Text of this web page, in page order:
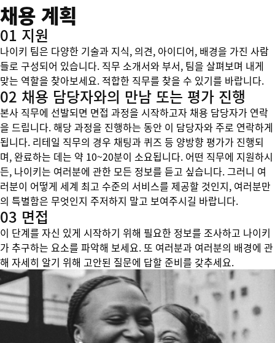
채용 계획
01 지원
나이키 팀은 다양한 기술과 지식, 의견, 아이디어, 배경을 가진 사람
들로 구성되어 있습니다. 직무 소개서와 부서, 팀을 살펴보며 내게
맞는 역할을 찾아보세요. 적합한 직무를 찾을 수 있기를 바랍니다.
02 채용 담당자와의 만남 또는 평가 진행
본사 직무에 선발되면 면접 과정을 시작하고자 채용 담당자가 연락
을 드립니다. 해당 과정을 진행하는 동안 이 담당자와 주로 연락하게
됩니다. 리테일 직무의 경우 채팅과 퀴즈 등 양방향 평가가 진행되
며, 완료하는 데는 약 10~20분이 소요됩니다. 어떤 직무에 지원하시
든, 나이키는 여러분에 관한 모든 정보를 듣고 싶습니다. 그러니 여
러분이 어떻게 세계 최고 수준의 서비스를 제공할 것인지, 여러분만
의 특별함은 무엇인지 주저하지 말고 보여주시길 바랍니다.
03 면접
이 단계를 자신 있게 시작하기 위해 필요한 정보를 조사하고 나이키
가 추구하는 요소를 파악해 보세요. 또 여러분과 여러분의 배경에 관
해 자세히 알기 위해 고안된 질문에 답할 준비를 갖추세요.